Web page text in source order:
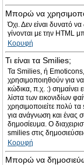
Μπορώ να
Όχι. Δεν είναι δυνατό
γίνονται με την HTML
Κορυφή
Τι είναι τα Smilies;
Τα Smilies, ή Emoticons,
χρησιμοποιηθούν για
κώδικα, π.χ. :) σημαίνει
λίστα των εικονιδίων
χρησιμοποιείτε πολύ
για ανάγνωση και ένας
δημοσίευμα. Ο
smilies στις
Κορυφή
Μπορώ να δημοσιεύω